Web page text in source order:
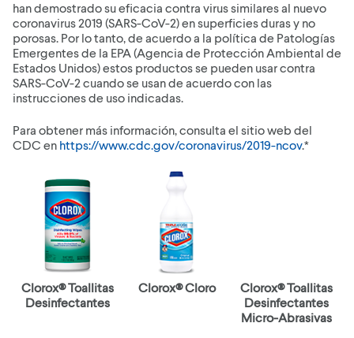
han demostrado su eficacia contra virus similares al nuevo
coronavirus 2019 (SARS-CoV-2) en superficies duras y no
porosas. Por lo tanto, de acuerdo a la política de Patologías
Emergentes de la EPA (Agencia de Protección Ambiental de
Estados Unidos) estos productos se pueden usar contra
SARS-CoV-2 cuando se usan de acuerdo con las
instrucciones de uso indicadas.
Para obtener más información, consulta el sitio web del
CDC en https://www.cdc.gov/coronavirus/2019-ncov.*
Clorox® Toallitas
Desinfectantes
Clorox® Cloro
Clorox® Toallitas
Desinfectantes
Micro-Abrasivas